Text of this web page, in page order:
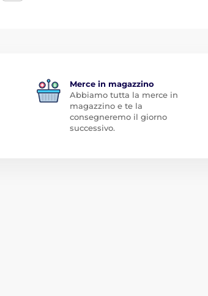
Merce in magazzino
Abbiamo tutta la merce in
magazzino e te la
consegneremo il giorno
successivo.